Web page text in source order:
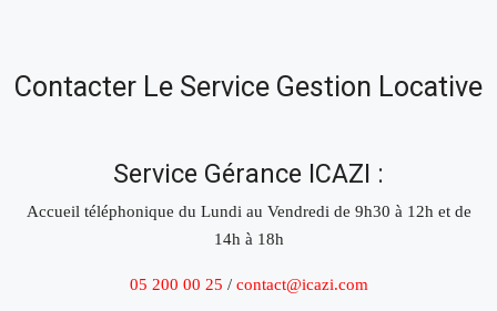
Contacter Le Service Gestion Locative
Service Gérance ICAZI :
Accueil téléphonique du Lundi au Vendredi de 9h30 à 12h et de
14h à 18h
05 200 00 25 / contact@icazi.com